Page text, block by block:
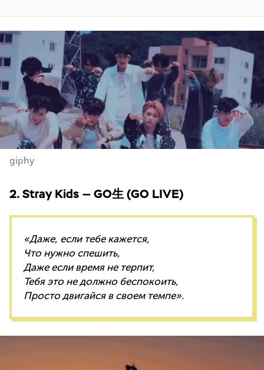
giphy
2. Stray Kids — GO生 (GO LIVE)
«Даже, если тебе кажется,
Что нужно спешить,
Даже если время не терпит,
Тебя это не должно беспокоить,
Просто двигайся в своем темпе».